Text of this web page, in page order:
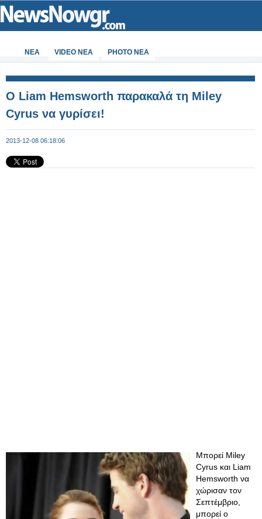
ΝΕΑ VIDEO NEA PHOTO NEA
O Liam Hemsworth παρακαλά τη Miley
Cyrus να γυρίσει!
2013-12-08 06:18:06
Μπορεί Miley
Cyrus και Liam
Hemsworth να
χώρισαν τον
Σεπτέμβριο,
μπορεί ο